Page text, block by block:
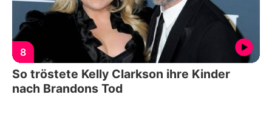
8
So tröstete Kelly Clarkson ihre Kinder
nach Brandons Tod